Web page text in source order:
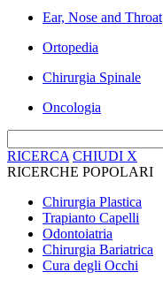
Ear, Nose and Throat
Ortopedia
Chirurgia Spinale
Oncologia
RICERCA CHIUDI X
RICERCHE POPOLARI
Chirurgia Plastica
Trapianto Capelli
Odontoiatria
Chirurgia Bariatrica
Cura degli Occhi